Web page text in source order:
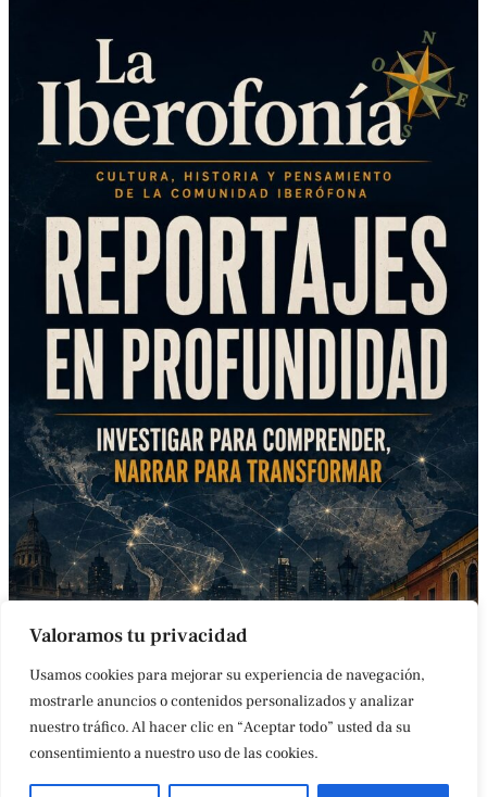
Valoramos tu privacidad
Usamos cookies para mejorar su experiencia de navegación,
mostrarle anuncios o contenidos personalizados y analizar
nuestro tráfico. Al hacer clic en “Aceptar todo” usted da su
consentimiento a nuestro uso de las cookies.
CONTACTOAVISO LEGAL POLÍTICA DE COOKIES
ÚLTIMAS NOTICIAS